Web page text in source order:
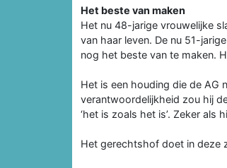
Het beste van maken
Het nu 48-jarige vrouwelijke
van haar leven. De nu 51-
nog het beste van te maken.
Het is een houding die de AG
verantwoordelijkheid zou hij
‘het is zoals het is’. Zeker
Het gerechtshof doet in deze